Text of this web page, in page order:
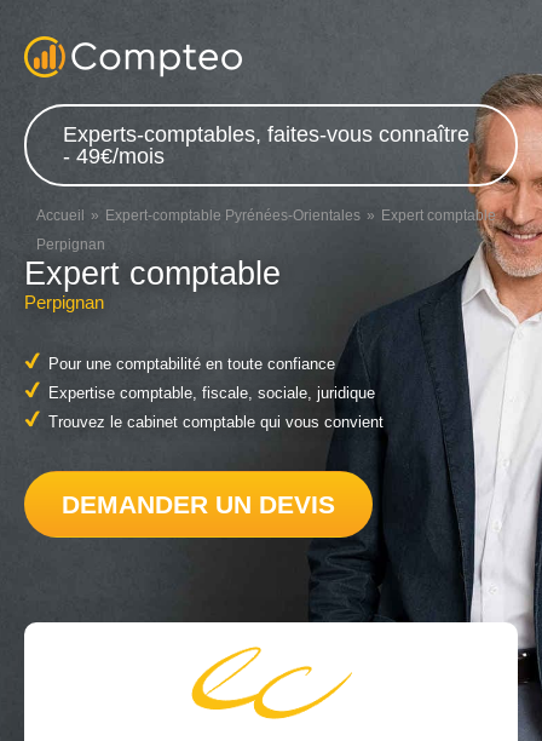
Experts-comptables, faites-vous connaître
- 49€/mois
Accueil Expert-comptable Pyrénées-Orientales
Expert comptable
Perpignan
Expert comptable
Perpignan
Pour une comptabilité en toute confiance
Expertise comptable, fiscale, sociale, juridique
Trouvez le cabinet comptable qui vous convient
DEMANDER UN DEVIS